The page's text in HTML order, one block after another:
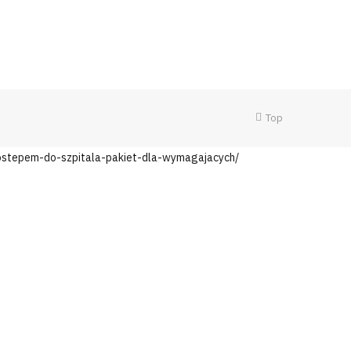
Top
do-szpitala-pakiet-dla-wymagajacych/